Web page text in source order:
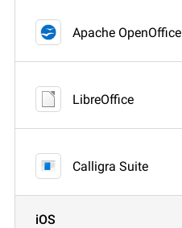
Apache OpenOffice
LibreOffice
Calligra Suite
iOS